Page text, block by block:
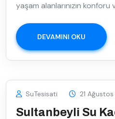
yaşam alanlarınızın konforu
DEVAMINI OKU
SuTesisati 21
Sultanbeyli Su